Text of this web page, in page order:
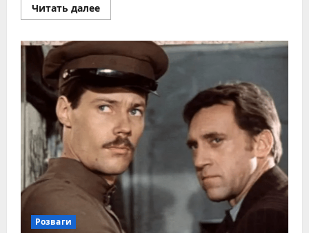
Читать далееПрочитать
больше
отпраздновать
день
рождения
в
Житомире:
топ-
мест
2026
Розваги